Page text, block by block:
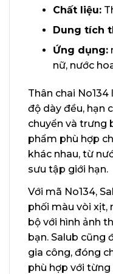
Chất liệu:
Dung tích
Ứng dụng:
nữ, nước
Thân chai
độ dày đều, hạn
chuyển và trưng
phẩm phù hợp
khác nhau, từ
sưu tập giới hạn.
Với mã No134,
phối màu vòi xịt,
bộ với hình ảnh
bạn. Salub cũng
gia công, đóng
phù hợp với